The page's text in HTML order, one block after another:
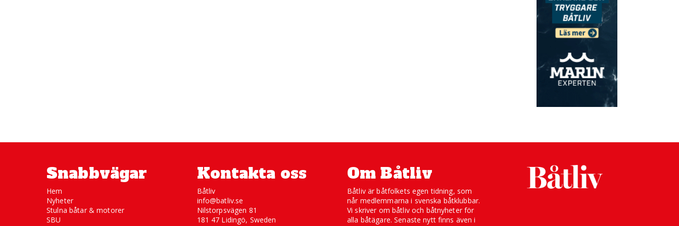
Snabbvägar
Hem
Nyheter
Stulna båtar & motorer
SBU
Kontakta oss
Båtliv
info@batliv.se
Nilstorpsvägen 81
181 47 Lidingö, Sweden
Om Båtliv
Båtliv är båtfolkets egen tidning, som
når medlemmarna i svenska båtklubbar.
Vi skriver om båtliv och båtnyheter för
alla båtägare. Senaste nytt finns även i